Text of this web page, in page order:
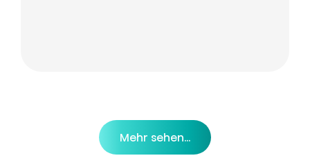
Mehr sehen...